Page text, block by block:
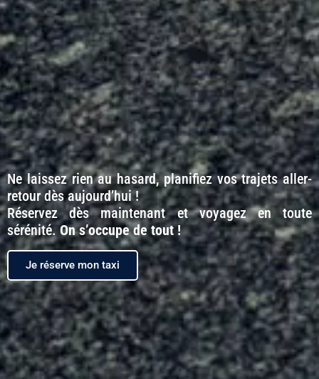
Ne laissez rien au hasard, planifiez vos trajets aller-
retour dès aujourd’hui !
Réservez dès maintenant et voyagez en toute
sérénité.On s’occupe de tout !
Je réserve mon taxi